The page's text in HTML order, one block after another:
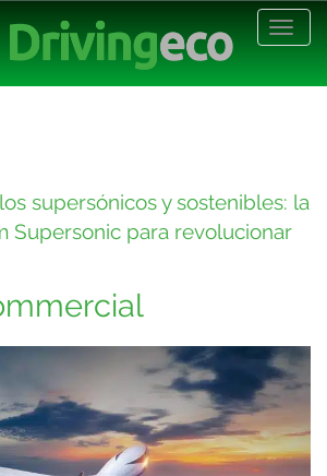
supersónicos y sostenibles: la
Supersonic para revolucionar